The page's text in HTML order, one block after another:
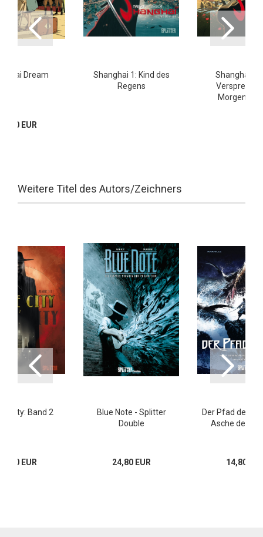
Dream
EUR
Shanghai 1: Kind des
Regens
Shanghai 2:
Weitere Titel des Autors/Zeichners
City: Band 2
EUR
Blue Note - Splitter
Double
24,80 EUR
Der Pfad des
Asche der
14,80